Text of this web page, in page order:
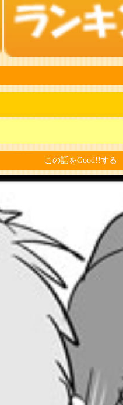
この話をGood!!する